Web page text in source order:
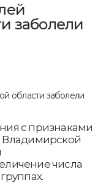
заболели
с признаками
Владимирской
числа